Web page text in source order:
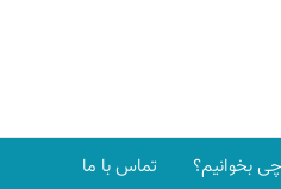
چی بخوانیم؟ تماس با ما